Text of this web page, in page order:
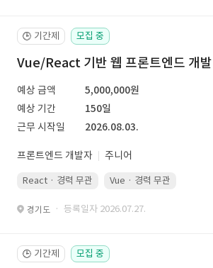
🕒 기간제 모집 중
Vue/React 기반 웹 프론트엔드 개발
예상 금액
5,000,000원
예상 기간
150일
근무 시작일
2026.08.03.
프론트엔드 개발자 주니어
React · 경력 무관 Vue · 경력 무관
경기도 · 등록일자 2026.07.27.
🕒 기간제 모집 중